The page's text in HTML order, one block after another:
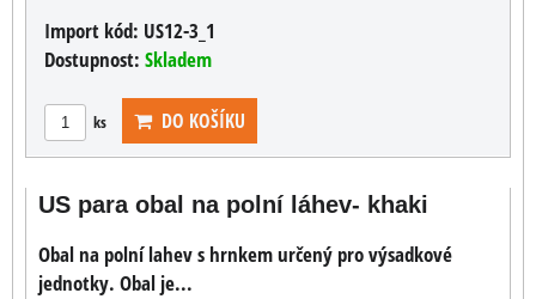
Import kód: US12-3_1
Dostupnost: Skladem
ks DO KOŠÍKU
US para obal na polní láhev- khaki
Obal na polní lahev s hrnkem určený pro výsadkové
jednotky. Obal je...